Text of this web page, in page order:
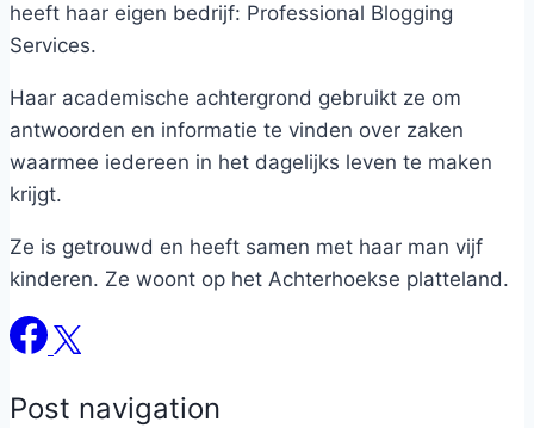
heeft haar eigen bedrijf: Professional Blogging
Services.
Haar academische achtergrond gebruikt ze om
antwoorden en informatie te vinden over zaken
waarmee iedereen in het dagelijks leven te maken
krijgt.
Ze is getrouwd en heeft samen met haar man vijf
kinderen. Ze woont op het Achterhoekse platteland.
Post navigation